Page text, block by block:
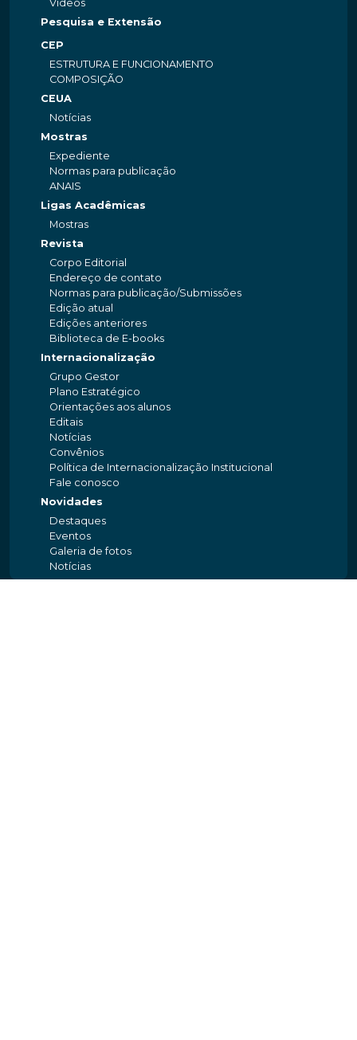
Videos
Pesquisa e Extensão
CEP
ESTRUTURA E FUNCIONAMENTO
COMPOSIÇÃO
CEUA
Notícias
Mostras
Expediente
Normas para publicação
ANAIS
Ligas Acadêmicas
Mostras
Revista
Corpo Editorial
Endereço de contato
Normas para publicação/Submissões
Edição atual
Edições anteriores
Biblioteca de E-books
Internacionalização
Grupo Gestor
Plano Estratégico
Orientações aos alunos
Editais
Notícias
Convênios
Política de Internacionalização Institucional
Fale conosco
Novidades
Destaques
Eventos
Galeria de fotos
Notícias